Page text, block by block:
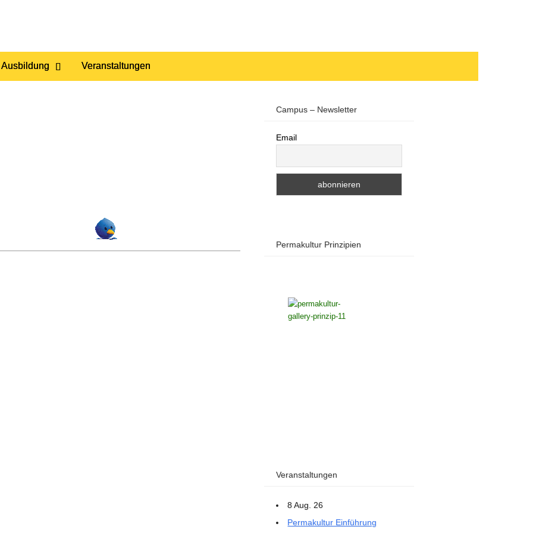
Ausbildung Veranstaltungen
Campus – Newsletter
Email
Permakultur Prinzipien
Veranstaltungen
8 Aug. 26
Permakultur Einführung